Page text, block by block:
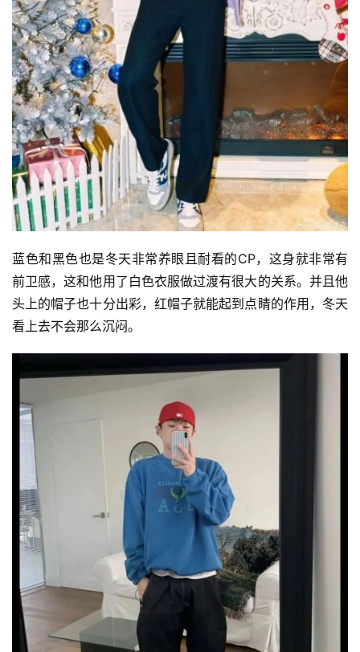
蓝色和黑色也是冬天非常养眼且耐看的CP，这身就非常有
前卫感，这和他用了白色衣服做过渡有很大的关系。并且他
头上的帽子也十分出彩，红帽子就能起到点睛的作用，冬天
看上去不会那么沉闷。